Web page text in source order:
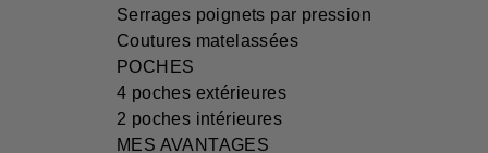
Serrages poignets par pression
Coutures matelassées
POCHES
4 poches extérieures
2 poches intérieures
MES AVANTAGES